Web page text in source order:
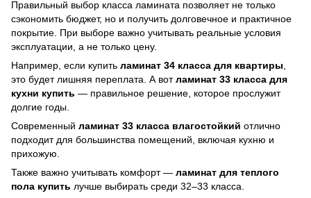
Правильный выбор класса ламината позволяет не только
сэкономить бюджет, но и получить долговечное и практичное
покрытие. При выборе важно учитывать реальные условия
эксплуатации, а не только цену.
Например, если купить ламинат 34 класса для квартиры
это будет лишняя переплата. А вотламинат 33 класса для
кухни купить — правильное решение, которое прослужит
долгие годы.
Современный ламинат 33 класса влагостойкий отлично
подходит для большинства помещений, включая кухню и
прихожую.
Также важно учитывать комфорт — ламинат для теплого
пола купить лучше выбирать среди 32–33 класса.